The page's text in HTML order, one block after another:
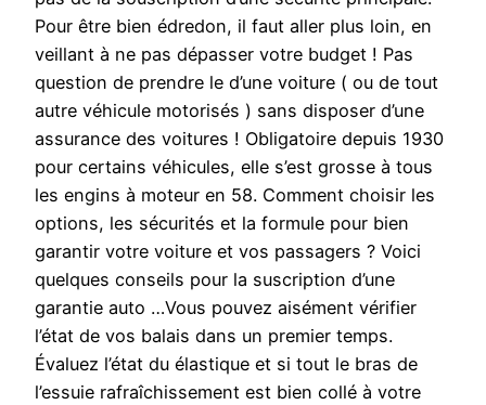
Pour être bien édredon, il faut aller plus loin, en
veillant à ne pas dépasser votre budget ! Pas
question de prendre le d’une voiture ( ou de tout
autre véhicule motorisés ) sans disposer d’une
assurance des voitures ! Obligatoire depuis 1930
pour certains véhicules, elle s’est grosse à tous
les engins à moteur en 58. Comment choisir les
options, les sécurités et la formule pour bien
garantir votre voiture et vos passagers ? Voici
quelques conseils pour la suscription d’une
garantie auto …Vous pouvez aisément vérifier
l’état de vos balais dans un premier temps.
Évaluez l’état du élastique et si tout le bras de
l’essuie rafraîchissement est bien collé à votre